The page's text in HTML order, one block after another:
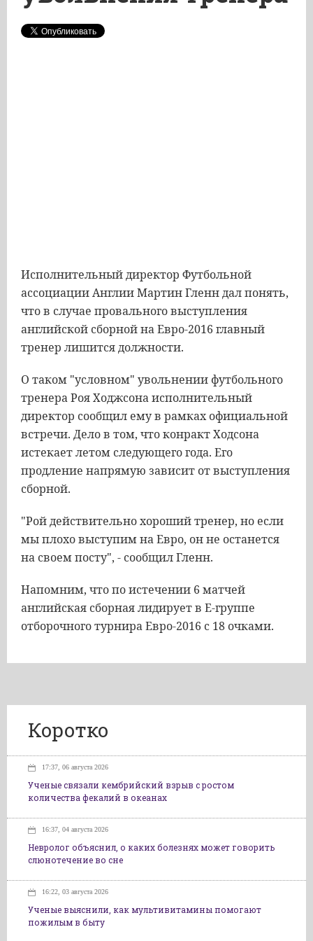
Исполнительный директор Футбольной
ассоциации Англии Мартин Гленн дал понять,
что в случае провального выступления
английской сборной на Евро-2016 главный
тренер лишится должности.
О таком "условном" увольнении футбольного
тренера Роя Ходжсона исполнительный
директор сообщил ему в рамках официальной
встречи. Дело в том, что конракт Ходсона
истекает летом следующего года. Его
продление напрямую зависит от выступления
сборной.
"Рой действительно хороший тренер, но если
мы плохо выступим на Евро, он не останется
на своем посту", - сообщил Гленн.
Напомним, что по истечении 6 матчей
английская сборная лидирует в Е-группе
отборочного турнира Евро-2016 с 18 очками.
Коротко
17:37, 06 августа 2026
Ученые связали кембрийский взрыв с ростом
количества фекалий в океанах
16:37, 04 августа 2026
Невролог объяснил, о каких болезнях может говорить
слюнотечение во сне
16:22, 03 августа 2026
Ученые выяснили, как мультивитамины помогают
пожилым в быту